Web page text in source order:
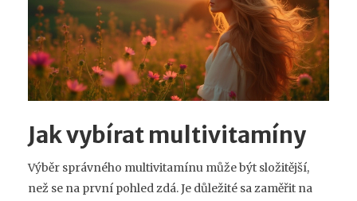
Jak vybírat multivitamíny
Výběr správného multivitamínu může být složitější,
než se na první pohled zdá. Je důležité sa zaměřit na